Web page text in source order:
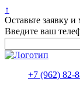
↑
Оставьте заявку
Введите ваш
+7 (962) 82-